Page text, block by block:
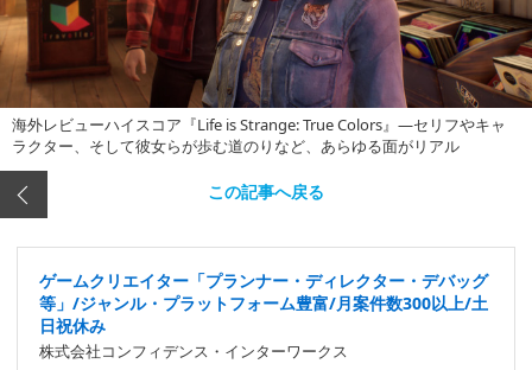
海外レビューハイスコア『Life is Strange: True Colors』―セリフやキャ
ラクター、そして彼女らが歩む道のりなど、あらゆる面がリアル
この記事へ戻る
ゲームクリエイター「プランナー・ディレクター・デバッグ
等」/ジャンル・プラットフォーム豊富/月案件数300以上/土
日祝休み
株式会社コンフィデンス・インターワークス